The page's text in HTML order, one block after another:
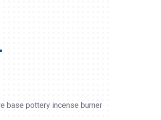
base pottery incense burner